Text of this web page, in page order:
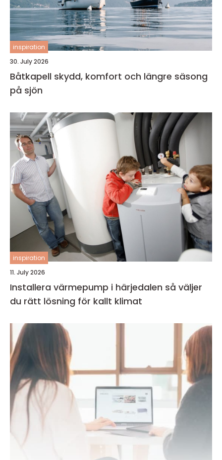
inspiration
30. July 2026
Båtkapell skydd, komfort och längre säsong
på sjön
inspiration
11. July 2026
Installera värmepump i härjedalen så väljer
du rätt lösning för kallt klimat